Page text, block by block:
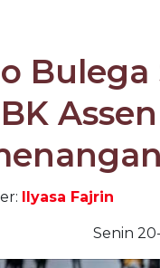
Bulega
Ilyasa Fajrin
Senin